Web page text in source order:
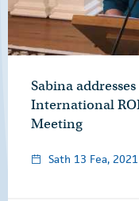
Sabina
International
Meeting
Sath 13 Fea,